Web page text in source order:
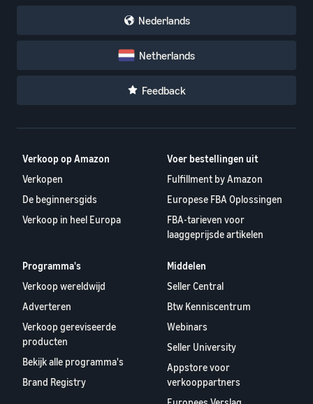
Nederlands
Netherlands
Feedback
Verkoop op Amazon
Verkopen
De beginnersgids
Verkoop in heel Europa
Voer bestellingen uit
Fulfillment by Amazon
Europese FBA Oplossingen
FBA-tarieven voor
laaggeprijsde artikelen
Programma's
Verkoop wereldwijd
Adverteren
Verkoop gereviseerde
producten
Bekijk alle programma's
Brand Registry
Middelen
Seller Central
Btw Kenniscentrum
Webinars
Seller University
Appstore voor
verkooppartners